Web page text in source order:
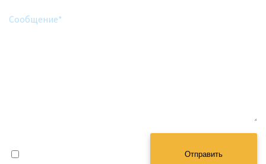
Сообщение*
Отправить